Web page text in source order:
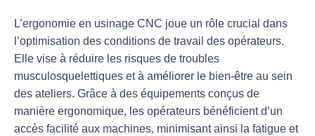
L’ergonomie en usinage CNC joue un rôle crucial dans
l’optimisation des conditions de travail des opérateurs.
Elle vise à réduire les risques de troubles
musculosquelettiques et à améliorer le bien-être au sein
des ateliers. Grâce à des équipements conçus de
manière ergonomique, les opérateurs bénéficient d’un
accès facilité aux machines, minimisant ainsi la fatigue et